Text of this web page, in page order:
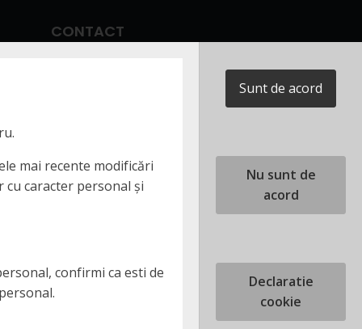
CONTACT
TELEFON
+40 248 207616
Politica de Cookies
mai recente modificări
caracter personal și
confirmi ca esti de
Sunt de acord
Nu sunt de
acord
Declaratie
cookie